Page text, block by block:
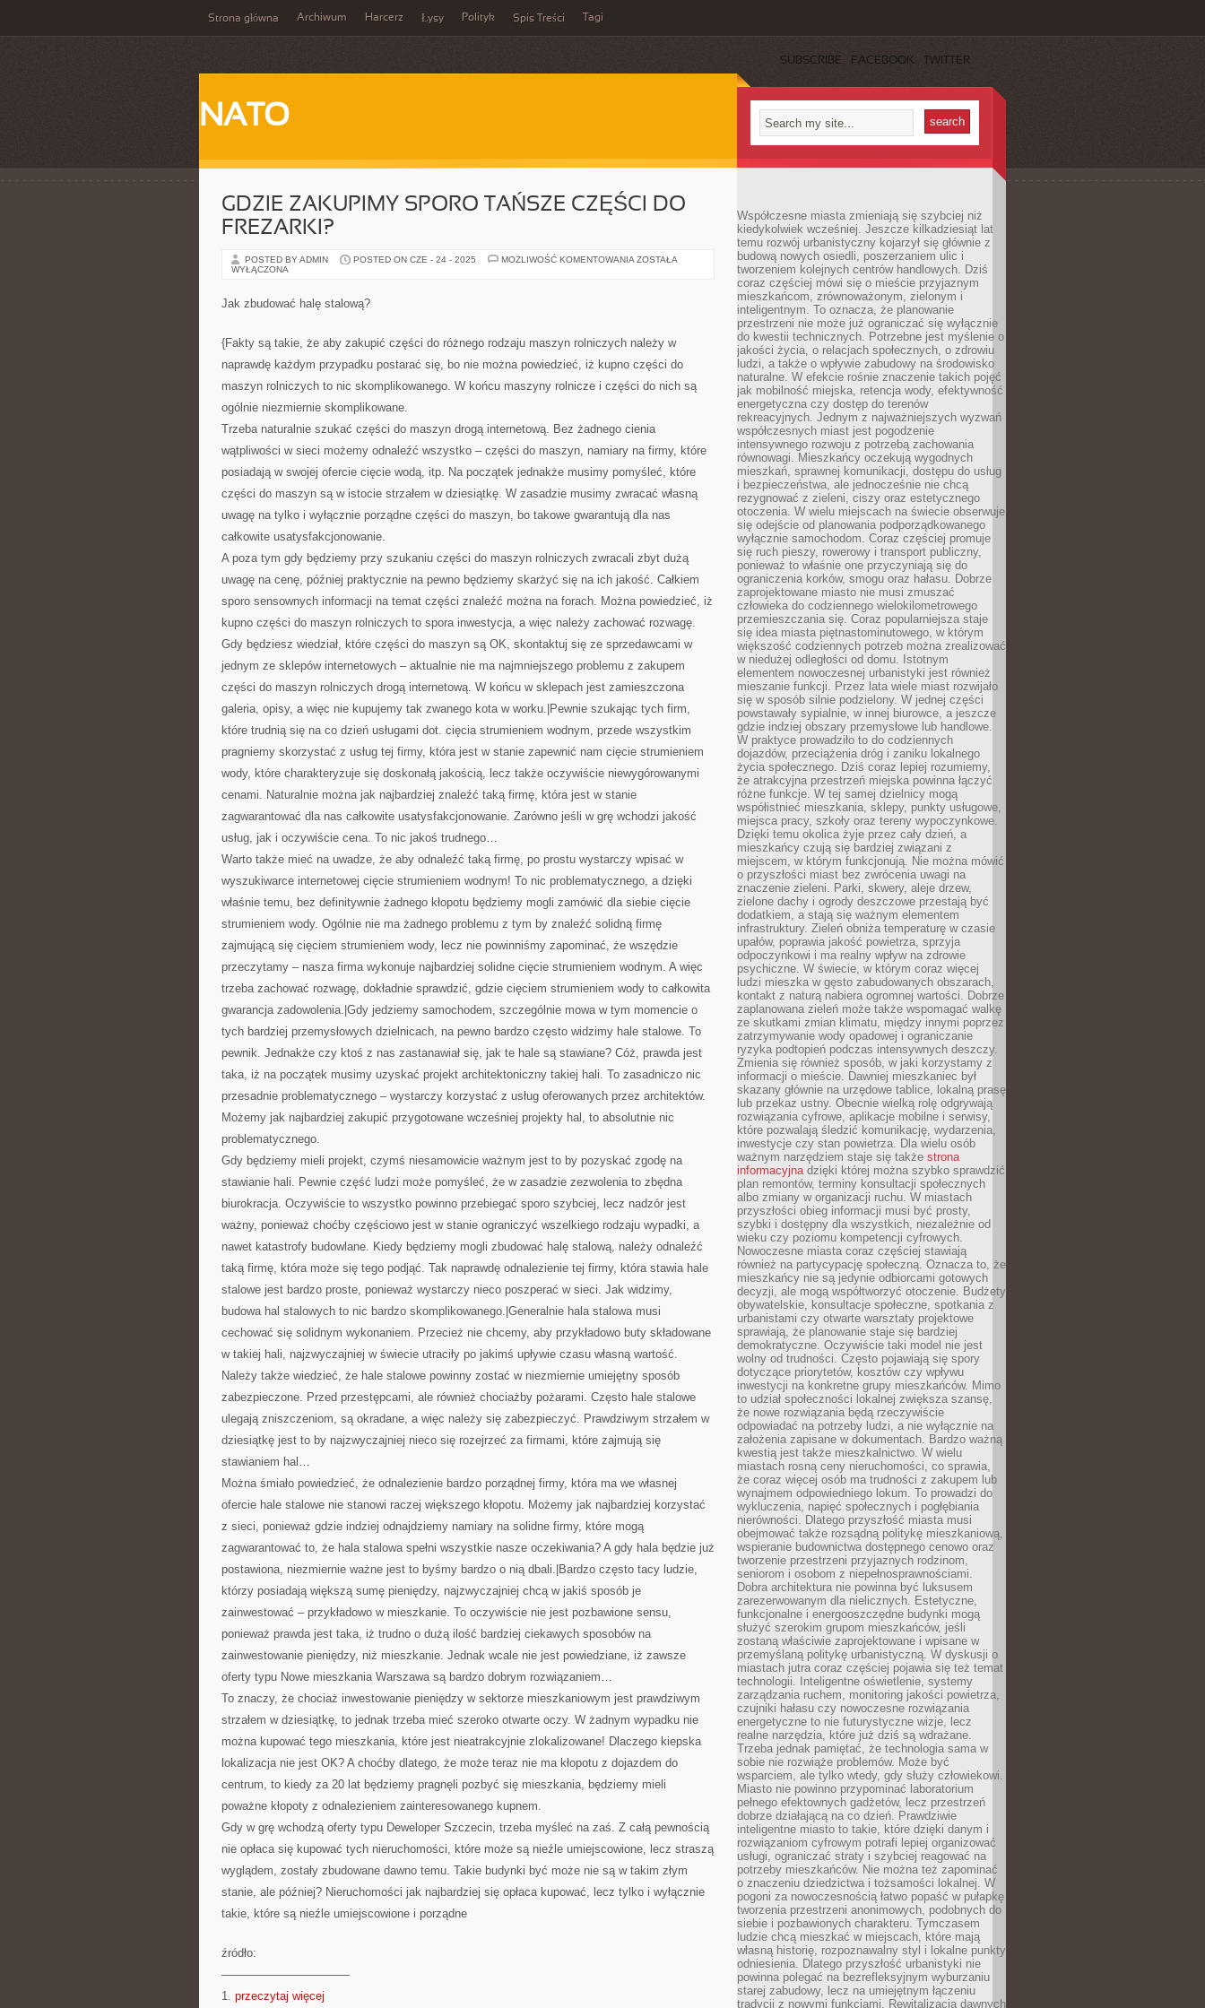
Strona główna Archiwum Harcerz Łysy Polityk Spis Treści Tagi
SUBSCRIBE FACEBOOK TWITTER
NATO
GDZIE ZAKUPIMY SPORO TAŃSZE CZĘŚCI DO
FREZARKI?
POSTED BY ADMIN POSTED ON CZE - 24 - 2025 MOŻLIWOŚĆ KOMENTOWANIA GDZIE
ZOSTAŁA
WYŁĄCZONA
Jak zbudować halę stalową?
{Fakty są takie, że aby zakupić części do różnego rodzaju maszyn rolniczych należy w
naprawdę każdym przypadku postarać się, bo nie można powiedzieć, iż kupno części do
maszyn rolniczych to nic skomplikowanego. W końcu maszyny rolnicze i części do nich są
ogólnie niezmiernie skomplikowane.
Trzeba naturalnie szukać części do maszyn drogą internetową. Bez żadnego cienia
wątpliwości w sieci możemy odnaleźć wszystko – części do maszyn, namiary na firmy, które
posiadają w swojej ofercie cięcie wodą, itp. Na początek jednakże musimy pomyśleć, które
części do maszyn są w istocie strzałem w dziesiątkę. W zasadzie musimy zwracać własną
uwagę na tylko i wyłącznie porządne części do maszyn, bo takowe gwarantują dla nas
całkowite usatysfakcjonowanie.
A poza tym gdy będziemy przy szukaniu części do maszyn rolniczych zwracali zbyt dużą
uwagę na cenę, później praktycznie na pewno będziemy skarżyć się na ich jakość. Całkiem
sporo sensownych informacji na temat części znaleźć można na forach. Można powiedzieć, iż
kupno części do maszyn rolniczych to spora inwestycja, a więc należy zachować rozwagę.
Gdy będziesz wiedział, które części do maszyn są OK, skontaktuj się ze sprzedawcami w
jednym ze sklepów internetowych – aktualnie nie ma najmniejszego problemu z zakupem
części do maszyn rolniczych drogą internetową. W końcu w sklepach jest zamieszczona
galeria, opisy, a więc nie kupujemy tak zwanego kota w worku.|Pewnie szukając tych firm,
które trudnią się na co dzień usługami dot. cięcia strumieniem wodnym, przede wszystkim
pragniemy skorzystać z usług tej firmy, która jest w stanie zapewnić nam cięcie strumieniem
wody, które charakteryzuje się doskonałą jakością, lecz także oczywiście niewygórowanymi
cenami. Naturalnie można jak najbardziej znaleźć taką firmę, która jest w stanie
zagwarantować dla nas całkowite usatysfakcjonowanie. Zarówno jeśli w grę wchodzi jakość
usług, jak i oczywiście cena. To nic jakoś trudnego…
Warto także mieć na uwadze, że aby odnaleźć taką firmę, po prostu wystarczy wpisać w
wyszukiwarce internetowej cięcie strumieniem wodnym! To nic problematycznego, a dzięki
właśnie temu, bez definitywnie żadnego kłopotu będziemy mogli zamówić dla siebie cięcie
strumieniem wody. Ogólnie nie ma żadnego problemu z tym by znaleźć solidną firmę
zajmującą się cięciem strumieniem wody, lecz nie powinniśmy zapominać, że wszędzie
przeczytamy – nasza firma wykonuje najbardziej solidne cięcie strumieniem wodnym. A więc
trzeba zachować rozwagę, dokładnie sprawdzić, gdzie cięciem strumieniem wody to całkowita
gwarancja zadowolenia.|Gdy jedziemy samochodem, szczególnie mowa w tym momencie o
tych bardziej przemysłowych dzielnicach, na pewno bardzo często widzimy hale stalowe. To
pewnik. Jednakże czy ktoś z nas zastanawiał się, jak te hale są stawiane? Cóż, prawda jest
taka, iż na początek musimy uzyskać projekt architektoniczny takiej hali. To zasadniczo nic
przesadnie problematycznego – wystarczy korzystać z usług oferowanych przez architektów.
Możemy jak najbardziej zakupić przygotowane wcześniej projekty hal, to absolutnie nic
problematycznego.
Gdy będziemy mieli projekt, czymś niesamowicie ważnym jest to by pozyskać zgodę na
stawianie hali. Pewnie część ludzi może pomyśleć, że w zasadzie zezwolenia to zbędna
biurokracja. Oczywiście to wszystko powinno przebiegać sporo szybciej, lecz nadzór jest
ważny, ponieważ choćby częściowo jest w stanie ograniczyć wszelkiego rodzaju wypadki, a
nawet katastrofy budowlane. Kiedy będziemy mogli zbudować halę stalową, należy odnaleźć
taką firmę, która może się tego podjąć. Tak naprawdę odnalezienie tej firmy, która stawia hale
stalowe jest bardzo proste, ponieważ wystarczy nieco poszperać w sieci. Jak widzimy,
budowa hal stalowych to nic bardzo skomplikowanego.|Generalnie hala stalowa musi
cechować się solidnym wykonaniem. Przecież nie chcemy, aby przykładowo buty składowane
w takiej hali, najzwyczajniej w świecie utraciły po jakimś upływie czasu własną wartość.
Należy także wiedzieć, że hale stalowe powinny zostać w niezmiernie umiejętny sposób
zabezpieczone. Przed przestępcami, ale również chociażby pożarami. Często hale stalowe
ulegają zniszczeniom, są okradane, a więc należy się zabezpieczyć. Prawdziwym strzałem w
dziesiątkę jest to by najzwyczajniej nieco się rozejrzeć za firmami, które zajmują się
stawianiem hal…
Można śmiało powiedzieć, że odnalezienie bardzo porządnej firmy, która ma we własnej
ofercie hale stalowe nie stanowi raczej większego kłopotu. Możemy jak najbardziej korzystać
z sieci, ponieważ gdzie indziej odnajdziemy namiary na solidne firmy, które mogą
zagwarantować to, że hala stalowa spełni wszystkie nasze oczekiwania? A gdy hala będzie już
postawiona, niezmiernie ważne jest to byśmy bardzo o nią dbali.|Bardzo często tacy ludzie,
którzy posiadają większą sumę pieniędzy, najzwyczajniej chcą w jakiś sposób je
zainwestować – przykładowo w mieszkanie. To oczywiście nie jest pozbawione sensu,
ponieważ prawda jest taka, iż trudno o dużą ilość bardziej ciekawych sposobów na
zainwestowanie pieniędzy, niż mieszkanie. Jednak wcale nie jest powiedziane, iż zawsze
oferty typu Nowe mieszkania Warszawa są bardzo dobrym rozwiązaniem…
To znaczy, że chociaż inwestowanie pieniędzy w sektorze mieszkaniowym jest prawdziwym
strzałem w dziesiątkę, to jednak trzeba mieć szeroko otwarte oczy. W żadnym wypadku nie
można kupować tego mieszkania, które jest nieatrakcyjnie zlokalizowane! Dlaczego kiepska
lokalizacja nie jest OK? A choćby dlatego, że może teraz nie ma kłopotu z dojazdem do
centrum, to kiedy za 20 lat będziemy pragnęli pozbyć się mieszkania, będziemy mieli
poważne kłopoty z odnalezieniem zainteresowanego kupnem.
Gdy w grę wchodzą oferty typu Deweloper Szczecin, trzeba myśleć na zaś. Z całą pewnością
nie opłaca się kupować tych nieruchomości, które może są nieźle umiejscowione, lecz straszą
wyglądem, zostały zbudowane dawno temu. Takie budynki być może nie są w takim złym
stanie, ale później? Nieruchomości jak najbardziej się opłaca kupować, lecz tylko i wyłącznie
takie, które są nieźle umiejscowione i porządne
źródło:
———————————
1. przeczytaj więcej
Współczesne miasta zmieniają się szybciej niż
kiedykolwiek wcześniej. Jeszcze kilkadziesiąt lat
temu rozwój urbanistyczny kojarzył się głównie z
budową nowych osiedli, poszerzaniem ulic i
tworzeniem kolejnych centrów handlowych. Dziś
coraz częściej mówi się o mieście przyjaznym
mieszkańcom, zrównoważonym, zielonym i
inteligentnym. To oznacza, że planowanie
przestrzeni nie może już ograniczać się wyłącznie
do kwestii technicznych. Potrzebne jest myślenie o
jakości życia, o relacjach społecznych, o zdrowiu
ludzi, a także o wpływie zabudowy na środowisko
naturalne. W efekcie rośnie znaczenie takich pojęć
jak mobilność miejska, retencja wody, efektywność
energetyczna czy dostęp do terenów
rekreacyjnych. Jednym z najważniejszych wyzwań
współczesnych miast jest pogodzenie
intensywnego rozwoju z potrzebą zachowania
równowagi. Mieszkańcy oczekują wygodnych
mieszkań, sprawnej komunikacji, dostępu do usług
i bezpieczeństwa, ale jednocześnie nie chcą
rezygnować z zieleni, ciszy oraz estetycznego
otoczenia. W wielu miejscach na świecie obserwuje
się odejście od planowania podporządkowanego
wyłącznie samochodom. Coraz częściej promuje
się ruch pieszy, rowerowy i transport publiczny,
ponieważ to właśnie one przyczyniają się do
ograniczenia korków, smogu oraz hałasu. Dobrze
zaprojektowane miasto nie musi zmuszać
człowieka do codziennego wielokilometrowego
przemieszczania się. Coraz popularniejsza staje
się idea miasta piętnastominutowego, w którym
większość codziennych potrzeb można zrealizować
w niedużej odległości od domu. Istotnym
elementem nowoczesnej urbanistyki jest również
mieszanie funkcji. Przez lata wiele miast rozwijało
się w sposób silnie podzielony. W jednej części
powstawały sypialnie, w innej biurowce, a jeszcze
gdzie indziej obszary przemysłowe lub handlowe.
W praktyce prowadziło to do codziennych
dojazdów, przeciążenia dróg i zaniku lokalnego
życia społecznego. Dziś coraz lepiej rozumiemy,
że atrakcyjna przestrzeń miejska powinna łączyć
różne funkcje. W tej samej dzielnicy mogą
współistnieć mieszkania, sklepy, punkty usługowe,
miejsca pracy, szkoły oraz tereny wypoczynkowe.
Dzięki temu okolica żyje przez cały dzień, a
mieszkańcy czują się bardziej związani z
miejscem, w którym funkcjonują. Nie można mówić
o przyszłości miast bez zwrócenia uwagi na
znaczenie zieleni. Parki, skwery, aleje drzew,
zielone dachy i ogrody deszczowe przestają być
dodatkiem, a stają się ważnym elementem
infrastruktury. Zieleń obniża temperaturę w czasie
upałów, poprawia jakość powietrza, sprzyja
odpoczynkowi i ma realny wpływ na zdrowie
psychiczne. W świecie, w którym coraz więcej
ludzi mieszka w gęsto zabudowanych obszarach,
kontakt z naturą nabiera ogromnej wartości. Dobrze
zaplanowana zieleń może także wspomagać walkę
ze skutkami zmian klimatu, między innymi poprzez
zatrzymywanie wody opadowej i ograniczanie
ryzyka podtopień podczas intensywnych deszczy.
Zmienia się również sposób, w jaki korzystamy z
informacji o mieście. Dawniej mieszkaniec był
skazany głównie na urzędowe tablice, lokalną prasę
lub przekaz ustny. Obecnie wielką rolę odgrywają
rozwiązania cyfrowe, aplikacje mobilne i serwisy,
które pozwalają śledzić komunikację, wydarzenia,
inwestycje czy stan powietrza. Dla wielu osób
ważnym narzędziem staje się także strona
informacyjnadzięki której można szybko sprawdzić
plan remontów, terminy konsultacji społecznych
albo zmiany w organizacji ruchu. W miastach
przyszłości obieg informacji musi być prosty,
szybki i dostępny dla wszystkich, niezależnie od
wieku czy poziomu kompetencji cyfrowych.
Nowoczesne miasta coraz częściej stawiają
również na partycypację społeczną. Oznacza to, że
mieszkańcy nie są jedynie odbiorcami gotowych
decyzji, ale mogą współtworzyć otoczenie. Budżety
obywatelskie, konsultacje społeczne, spotkania z
urbanistami czy otwarte warsztaty projektowe
sprawiają, że planowanie staje się bardziej
demokratyczne. Oczywiście taki model nie jest
wolny od trudności. Często pojawiają się spory
dotyczące priorytetów, kosztów czy wpływu
inwestycji na konkretne grupy mieszkańców. Mimo
to udział społeczności lokalnej zwiększa szansę,
że nowe rozwiązania będą rzeczywiście
odpowiadać na potrzeby ludzi, a nie wyłącznie na
założenia zapisane w dokumentach. Bardzo ważną
kwestią jest także mieszkalnictwo. W wielu
miastach rosną ceny nieruchomości, co sprawia,
że coraz więcej osób ma trudności z zakupem lub
wynajmem odpowiedniego lokum. To prowadzi do
wykluczenia, napięć społecznych i pogłębiania
nierówności. Dlatego przyszłość miasta musi
obejmować także rozsądną politykę mieszkaniową,
wspieranie budownictwa dostępnego cenowo oraz
tworzenie przestrzeni przyjaznych rodzinom,
seniorom i osobom z niepełnosprawnościami.
Dobra architektura nie powinna być luksusem
zarezerwowanym dla nielicznych. Estetyczne,
funkcjonalne i energooszczędne budynki mogą
służyć szerokim grupom mieszkańców, jeśli
zostaną właściwie zaprojektowane i wpisane w
przemyślaną politykę urbanistyczną. W dyskusji o
miastach jutra coraz częściej pojawia się też temat
technologii. Inteligentne oświetlenie, systemy
zarządzania ruchem, monitoring jakości powietrza,
czujniki hałasu czy nowoczesne rozwiązania
energetyczne to nie futurystyczne wizje, lecz
realne narzędzia, które już dziś są wdrażane.
Trzeba jednak pamiętać, że technologia sama w
sobie nie rozwiąże problemów. Może być
wsparciem, ale tylko wtedy, gdy służy człowiekowi.
Miasto nie powinno przypominać laboratorium
pełnego efektownych gadżetów, lecz przestrzeń
dobrze działającą na co dzień. Prawdziwie
inteligentne miasto to takie, które dzięki danym i
rozwiązaniom cyfrowym potrafi lepiej organizować
usługi, ograniczać straty i szybciej reagować na
potrzeby mieszkańców. Nie można też zapominać
o znaczeniu dziedzictwa i tożsamości lokalnej. W
pogoni za nowoczesnością łatwo popaść w pułapkę
tworzenia przestrzeni anonimowych, podobnych do
siebie i pozbawionych charakteru. Tymczasem
ludzie chcą mieszkać w miejscach, które mają
własną historię, rozpoznawalny styl i lokalne punkty
odniesienia. Dlatego przyszłość urbanistyki nie
powinna polegać na bezrefleksyjnym wyburzaniu
starej zabudowy, lecz na umiejętnym łączeniu
tradycji z nowymi funkcjami. Rewitalizacja dawnych